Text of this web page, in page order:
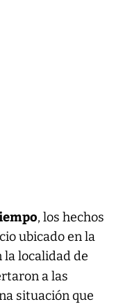
, los hechos
ubicado en la
la localidad de
a las
situación que